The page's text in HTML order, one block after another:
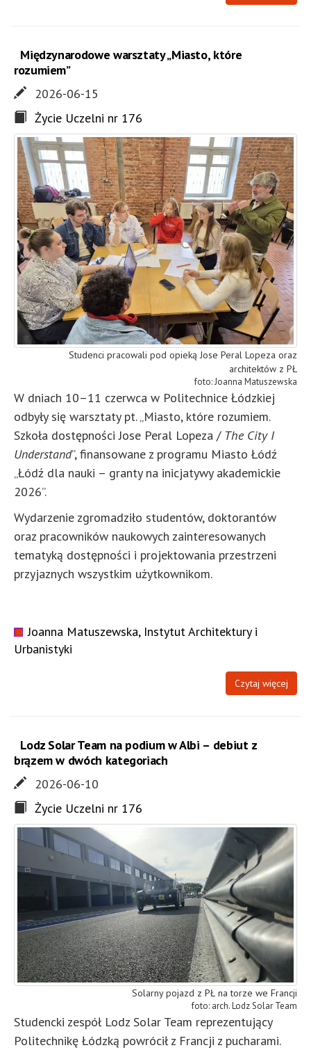
Międzynarodowe warsztaty „Miasto, które
rozumiem”
2026-06-15
Życie Uczelni nr 176
Studenci pracowali pod opieką Jose Peral Lopeza oraz
architektów z PŁ
Joanna Matuszewska
W dniach 10–11 czerwca w Politechnice Łódzkiej
odbyły się warsztaty pt. „Miasto, które rozumiem.
Szkoła dostępności Jose Peral Lopeza / The City I
Understand”, finansowane z programu Miasto Łódź
„Łódź dla nauki – granty na inicjatywy akademickie
2026”.
Wydarzenie zgromadziło studentów, doktorantów
oraz pracowników naukowych zainteresowanych
tematyką dostępności i projektowania przestrzeni
przyjaznych wszystkim użytkownikom.
Joanna Matuszewska, Instytut Architektury i
Urbanistyki
Czytaj więcej
Lodz Solar Team na podium w Albi – debiut z
brązem w dwóch kategoriach
2026-06-10
Życie Uczelni nr 176
Solarny pojazd z PŁ na torze we Francji
arch. Lodz Solar Team
Studencki zespół Lodz Solar Team reprezentujący
Politechnikę Łódzką powrócił z Francji z pucharami.